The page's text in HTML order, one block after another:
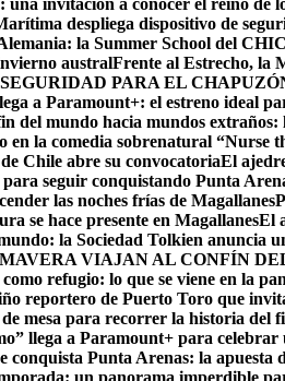
una invitación a conocer el reino de
despliega dispositivo de
la Summer School del
australFrente al Estrecho, la
PARA EL
a Paramount+: el estreno ideal
del mundo hacia mundos
la comedia sobrenatural “Nurse
Chile abre su convocatoriaEl
seguir conquistando Punta
las noches frías de Magallanes
se hace presente en MagallanesEl
la Sociedad Tolkien anuncia
VIAJAN AL CONFÍN
refugio: lo que se viene en la
reportero de Puerto Toro que
mesa para recorrer la historia del
llega a Paramount+ para celebrar
Punta Arenas: la apuesta